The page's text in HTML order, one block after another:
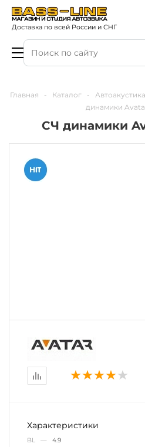
Доставка по всей России и СНГ
Главная - Каталог - Автоакустика
динамики
СЧ динамики
Характеристики
BL — 4.9